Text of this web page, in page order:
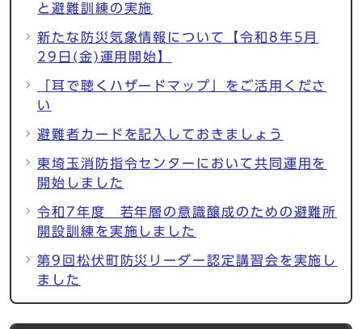
と避難訓練の実施
新たな防災気象情報について【令和8年5月
29日(金)運用開始】
「耳で聴くハザードマップ」をご活用くださ
い
避難者カードを記入しておきましょう
東埼玉消防指令センターにおいて共同運用を
開始しました
令和7年度 若年層の意識醸成のための避難所
開設訓練を実施しました
第9回松伏町防災リーダー認定講習会を実施し
ました